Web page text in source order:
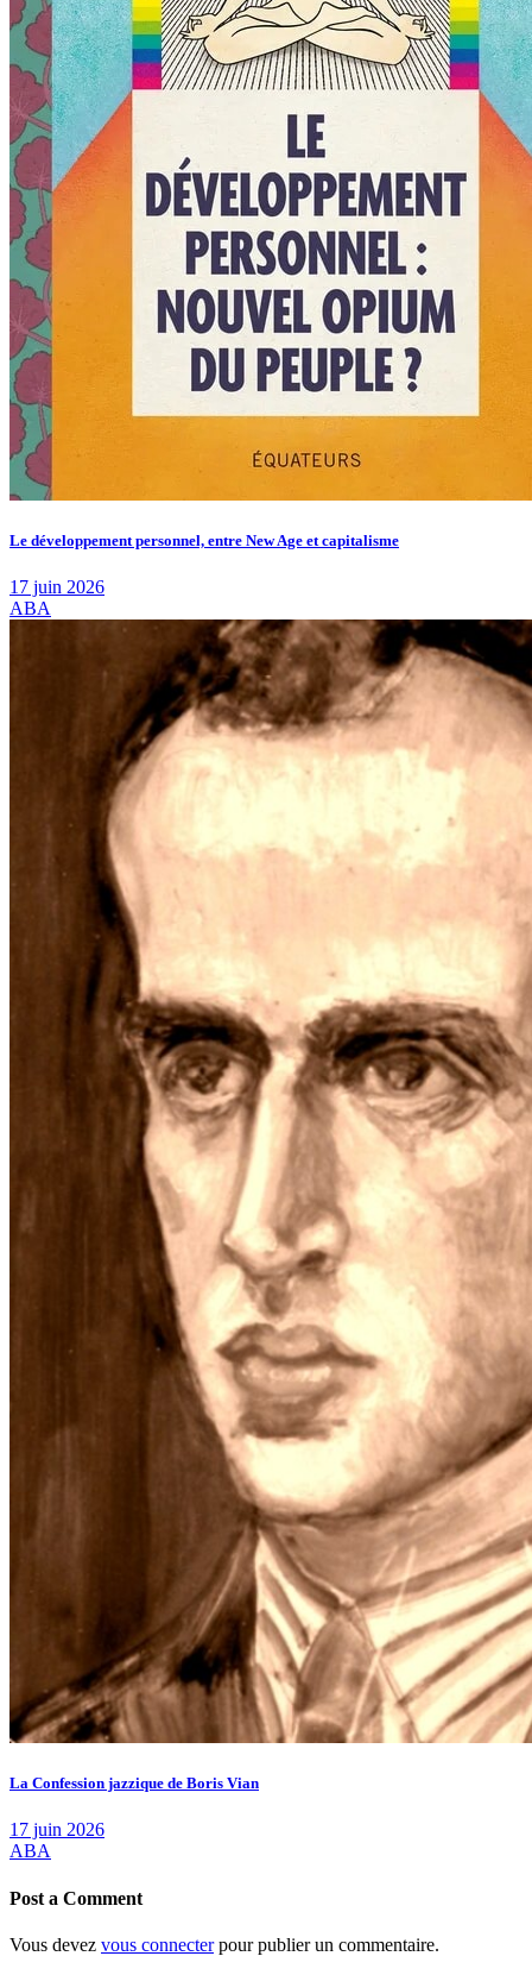
Le développement personnel, entre New Age et capitalisme
17 juin 2026
ABA
La Confession jazzique de Boris Vian
17 juin 2026
ABA
Post a Comment
Vous devez vous connecterpour publier un commentaire.